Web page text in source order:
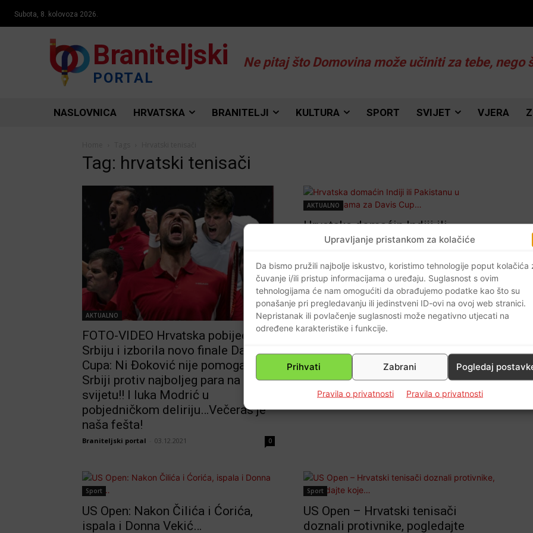
Upravljanje pristankom za kolačiće
Da bismo pružili najbolje iskustvo, koristimo tehnologije poput kolačića
čuvanje i/ili pristup informacijama o uređaju. Suglasnost s ovim
tehnologijama će nam omogućiti da obrađujemo podatke kao što su
ponašanje pri pregledavanju ili jedinstveni ID-ovi na ovoj web stranici.
Nepristanak ili povlačenje suglasnosti može negativno utjecati na
određene karakteristike i funkcije.
Prihvati Zabrani Pogledaj
Pravila o privatnosti Pravila o privatnosti
Subota, 8. kolovoza 2026.
Braniteljski
PORTAL
Ne pitaj što Domovina može učiniti za tebe, nego
NASLOVNICA HRVATSKA BRANITELJI KULTURA SPORT SVIJET VJERA
Tag: hrvatski tenisači
AKTUALNO
FOTO-VIDEO Hrvatska pobijedila
Srbiju i izborila novo finale Davis
Cupa: Ni Đoković nije pomogao
Srbiji protiv najboljeg para na
svijetu!! I luka Modrić u
pobjedničkom deliriju…Večeras je
naša fešta!
Braniteljski portal 03.12.2021 0
AKTUALNO
Hrvatska domaćin Indiji ili
Pakistanu u kvalifikacijama za
Braniteljski portal - 24.11.2019 0
Sport
US Open: Nakon Čilića i Ćorića,
ispala i Donna Vekić…
Sport
US Open – Hrvatski tenisači
doznali protivnike, pogledajte